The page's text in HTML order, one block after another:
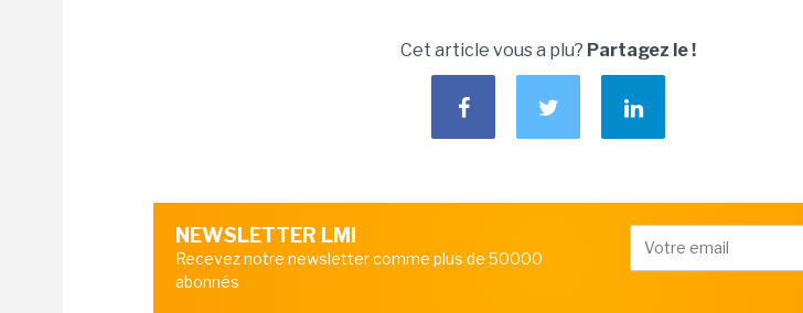
Cet article vous a plu? Partagez le !
NEWSLETTER LMI
Recevez notre newsletter comme plus de 50000
abonnés